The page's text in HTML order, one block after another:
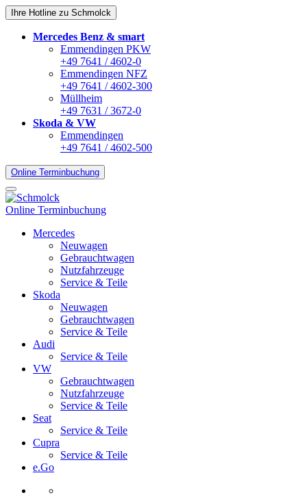
Ihre Hotline zu Schmolck
Mercedes Benz & smart
Emmendingen PKW
+49 7641 / 4602-0
Emmendingen NFZ
+49 7641 / 4602-300
Müllheim
+49 7631 / 3672-0
Skoda & VW
Emmendingen
+49 7641 / 4602-500
Online Terminbuchung
Online Terminbuchung
Mercedes
Neuwagen
Gebrauchtwagen
Nutzfahrzeuge
Service & Teile
Skoda
Neuwagen
Gebrauchtwagen
Service & Teile
Audi
Service & Teile
VW
Gebrauchtwagen
Nutzfahrzeuge
Service & Teile
Seat
Service & Teile
Cupra
Service & Teile
e.Go